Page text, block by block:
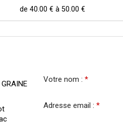
de 40.00 € à 50.00 €
Votre nom :*
Adresse email :*